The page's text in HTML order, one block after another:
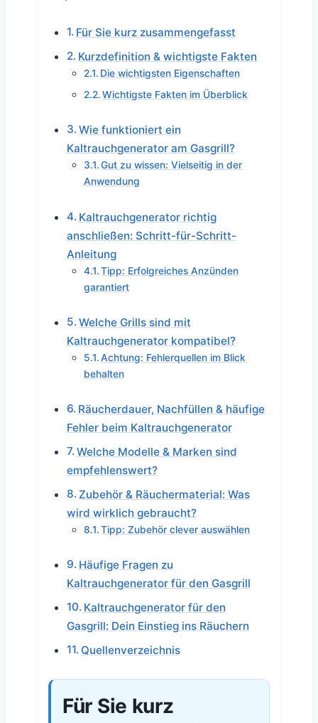
Für Sie kurz zusammengefasst
Kurzdefinition & wichtigste Fakten
Die wichtigsten Eigenschaften
Wichtigste Fakten im Überblick
Wie funktioniert ein
Kaltrauchgenerator am Gasgrill?
Gut zu wissen: Vielseitig in der
Anwendung
Kaltrauchgenerator richtig
anschließen: Schritt-für-Schritt-
Anleitung
Tipp: Erfolgreiches Anzünden
garantiert
Welche Grills sind mit
Kaltrauchgenerator kompatibel?
Achtung: Fehlerquellen im Blick
behalten
Räucherdauer, Nachfüllen & häufige
Fehler beim Kaltrauchgenerator
Welche Modelle & Marken sind
empfehlenswert?
Zubehör & Räuchermaterial: Was
wird wirklich gebraucht?
Tipp: Zubehör clever auswählen
Häufige Fragen zu
Kaltrauchgenerator für den Gasgrill
Kaltrauchgenerator für den
Gasgrill: Dein Einstieg ins Räuchern
Quellenverzeichnis
Für Sie kurz